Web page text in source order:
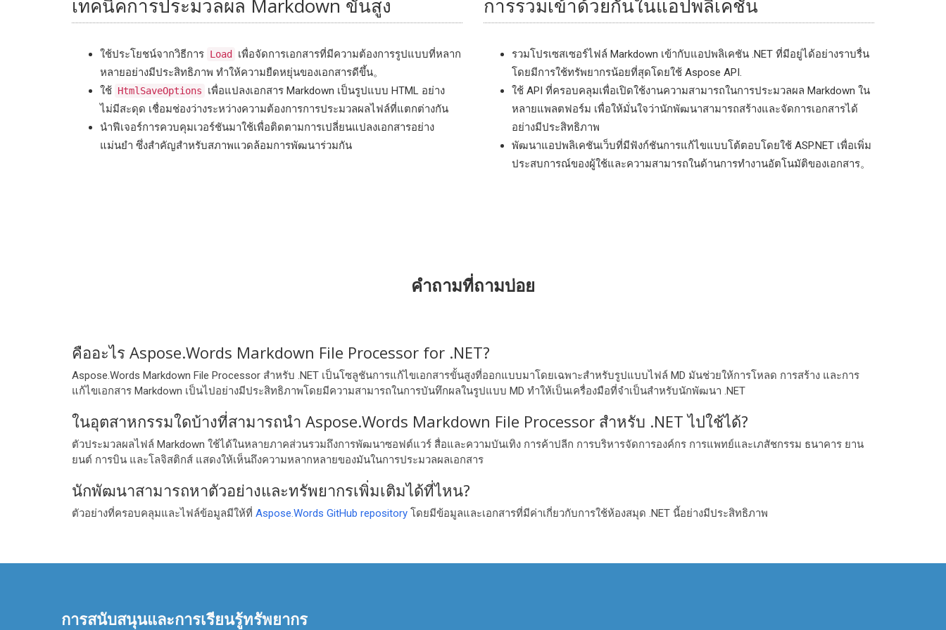
เทคนิคการประมวลผล Markdown ขั้นสูง
ใช้ประโยชน์จากวิธีการ Load
เพื่อจัดการเอกสารที่มีความต้องการรูปแบบที่หลาก
หลายอย่างมีประสิทธิภาพ ทำให้ความยืดหยุ่นของเอกสารดีขึ้น。
ใช้ HtmlSaveOptions
เพื่อแปลงเอกสาร Markdown เป็นรูปแบบ HTML อย่าง
ไม่มีสะดุด เชื่อมช่องว่างระหว่างความต้องการการประมวลผลไฟล์ที่แตกต่างกัน
นำฟีเจอร์การควบคุมเวอร์ชันมาใช้เพื่อติดตามการเปลี่ยนแปลงเอกสารอย่าง
แม่นยำ ซึ่งสำคัญสำหรับสภาพแวดล้อมการพัฒนาร่วมกัน
การรวมเข้าด้วยกันในแอปพลิเคชัน
รวมโปรเซสเซอร์ไฟล์ Markdown เข้ากับแอปพลิเคชัน .NET ที่มีอยู่ได้อย่างราบรื่น
โดยมีการใช้ทรัพยากรน้อยที่สุดโดยใช้ Aspose API.
ใช้ API ที่ครอบคลุมเพื่อเปิดใช้งานความสามารถในการประมวลผล Markdown ใน
หลายแพลตฟอร์ม เพื่อให้มั่นใจว่านักพัฒนาสามารถสร้างและจัดการเอกสารได้
อย่างมีประสิทธิภาพ
พัฒนาแอปพลิเคชันเว็บที่มีฟังก์ชันการแก้ไขแบบโต้ตอบโดยใช้ ASP.NET เพื่อเพิ่ม
ประสบการณ์ของผู้ใช้และความสามารถในด้านการทำงานอัตโนมัติของเอกสาร。
คําถามที่ถามบ่อย
คืออะไร Aspose.Words Markdown File Processor for .NET?
Aspose.Words Markdown File Processor สำหรับ .NET เป็นโซลูชันการแก้ไขเอกสารขั้นสูงที่ออกแบบมาโดยเฉพาะสำหรับรูปแบบไฟล์ MD มันช่วยให้การโหลด การสร้าง และการ
แก้ไขเอกสาร Markdown เป็นไปอย่างมีประสิทธิภาพโดยมีความสามารถในการบันทึกผลในรูปแบบ MD ทำให้เป็นเครื่องมือที่จำเป็นสำหรับนักพัฒนา .NET
ในอุตสาหกรรมใดบ้างที่สามารถนำ Aspose.Words Markdown File Processor สำหรับ .NET ไปใช้ได้?
ตัวประมวลผลไฟล์ Markdown ใช้ได้ในหลายภาคส่วนรวมถึงการพัฒนาซอฟต์แวร์ สื่อและความบันเทิง การค้าปลีก การบริหารจัดการองค์กร การแพทย์และเภสัชกรรม ธนาคาร ยาน
ยนต์ การบิน และโลจิสติกส์ แสดงให้เห็นถึงความหลากหลายของมันในการประมวลผลเอกสาร
นักพัฒนาสามารถหาตัวอย่างและทรัพยากรเพิ่มเติมได้ที่ไหน?
ตัวอย่างที่ครอบคลุมและไฟล์ข้อมูลมีให้ที่ Aspose.Words GitHub repository โดยมีข้อมูลและเอกสารที่มีค่าเกี่ยวกับการใช้ห้องสมุด .NET นี้อย่างมีประสิทธิภาพ
การสนับสนุนและการเรียนรู้ทรัพยากร